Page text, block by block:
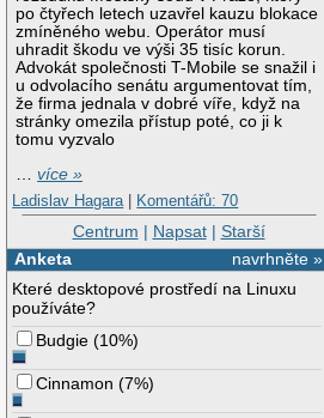
po čtyřech letech uzavřel kauzu blokace
zmíněného webu. Operátor musí
uhradit škodu ve výši 35 tisíc korun.
Advokát společnosti T-Mobile se snažil i
u odvolacího senátu argumentovat tím,
že firma jednala v dobré víře, když na
stránky omezila přístup poté, co ji k
tomu vyzvalo
…více »
Ladislav Hagara | Komentářů: 70
Centrum | Napsat| Starší
navrhněte »
Anketa
Které desktopové prostředí na Linuxu
používáte?
Budgie (10%)
Cinnamon (7%)